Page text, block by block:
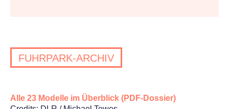
FUHRPARK-ARCHIV
Alle 23 Modelle im Überblick (PDF-Dossier)